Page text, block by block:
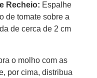
Recheio: Espalhe
de tomate sobre a
de cerca de 2 cm
o molho com as
por cima, distribua